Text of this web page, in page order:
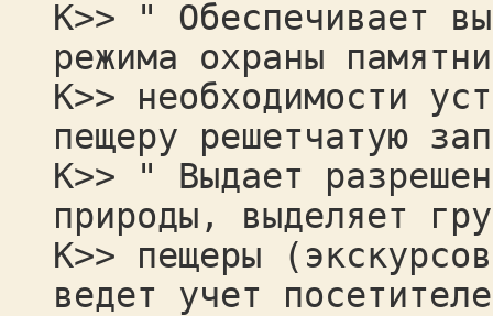
К>> " Обеспечивает
режима охраны
К>> необходимости
пещеру решетчатую
К>> " Выдает
природы, выделяет
К>> пещеры
ведет учет